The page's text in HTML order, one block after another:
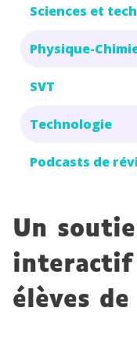
la
De
Un
la
Sciences et
Physique-
SVT
Technologie
Podcasts de
Un
interactif
élèves de